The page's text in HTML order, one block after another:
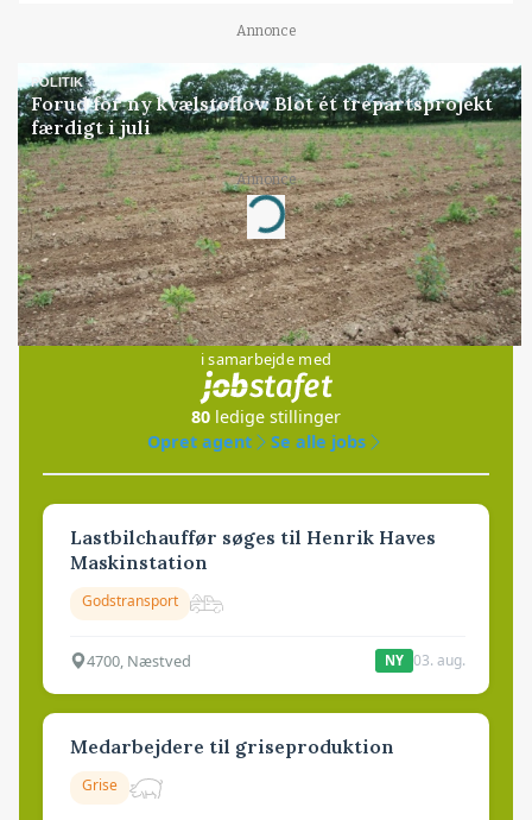
Annonce
POLITIK
Forud for ny kvælstoflov: Blot ét trepartsprojekt
færdigt i juli
Annonce
Loading...
Jobs
i samarbejde med
80 ledige stillinger
Opret agent
Se alle jobs
Lastbilchauffør søges til Henrik Haves
Maskinstation
Godstransport
4700, Næstved NY 03. aug.
Medarbejdere til griseproduktion
Grise